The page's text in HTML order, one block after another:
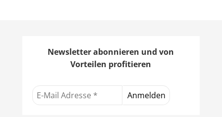
Newsletter abonnieren und von
Vorteilen profitieren